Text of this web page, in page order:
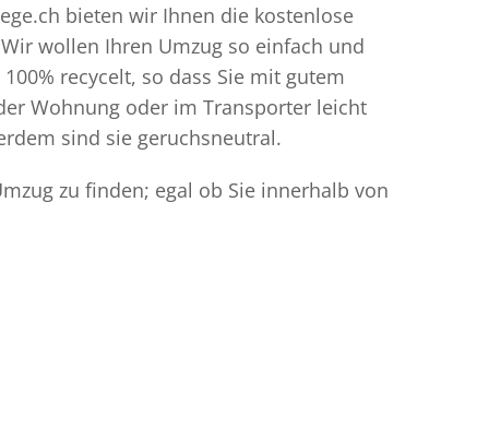
bieten wir Ihnen die kostenlose
wollen Ihren Umzug so einfach und
recycelt, so dass Sie mit gutem
Wohnung oder im Transporter leicht
sind sie geruchsneutral.
zu finden; egal ob Sie innerhalb von